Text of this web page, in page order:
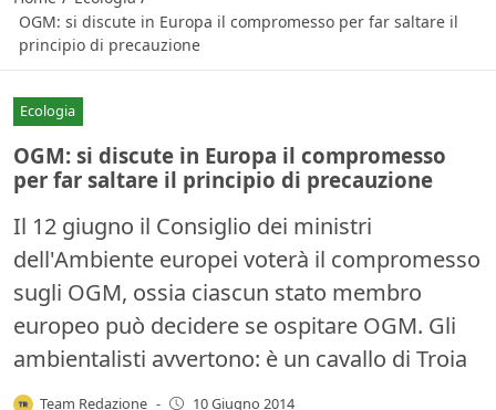
OGM: si discute in Europa il compromesso per far saltare il
principio di precauzione
Ecologia
OGM: si discute in Europa il compromesso
per far saltare il principio di precauzione
Il 12 giugno il Consiglio dei ministri
dell'Ambiente europei voterà il compromesso
sugli OGM, ossia ciascun stato membro
europeo può decidere se ospitare OGM. Gli
ambientalisti avvertono: è un cavallo di Troia
Team Redazione - 10 Giugno 2014